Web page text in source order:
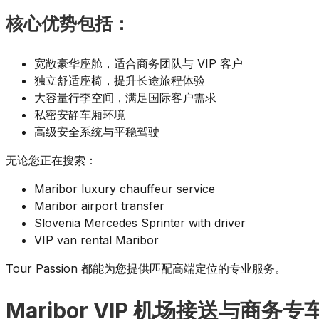
核心优势包括：
宽敞豪华座舱，适合商务团队与 VIP 客户
独立舒适座椅，提升长途旅程体验
大容量行李空间，满足国际客户需求
私密安静车厢环境
高级安全系统与平稳驾驶
无论您正在搜索：
Maribor luxury chauffeur service
Maribor airport transfer
Slovenia Mercedes Sprinter with driver
VIP van rental Maribor
Tour Passion 都能为您提供匹配高端定位的专业服务。
Maribor VIP 机场接送与商务专